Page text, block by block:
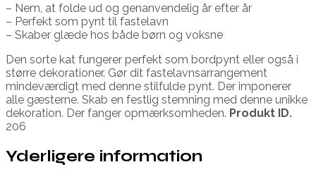
– Nem, at folde ud og genanvendelig år efter år
– Perfekt som pynt til fastelavn
– Skaber glæde hos både børn og voksne
Den sorte kat fungerer perfekt som bordpynt eller også i
større dekorationer. Gør dit fastelavnsarrangement
mindeværdigt med denne stilfulde pynt. Der imponerer
alle gæsterne. Skab en festlig stemning med denne unikke
dekoration. Der fanger opmærksomheden. Produkt ID.
206
Yderligere information